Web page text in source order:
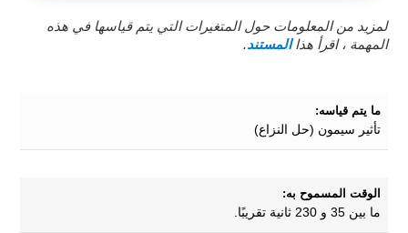
لمزيد من المعلومات حول المتغيرات التي يتم قياسها في هذه
المهمة ، اقرأ هذاالمستند.
ما يتم قياسه:
تأثير سيمون (حل النزاع)
الوقت المسموح به:
ما بين 35 و 230 ثانية تقريبًا.